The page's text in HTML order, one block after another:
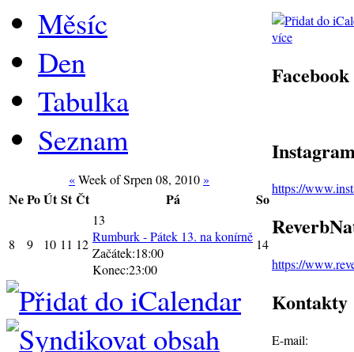
Měsíc
Den
Tabulka
Seznam
«Week of Srpen 08, 2010»
NePoÚt St Čt Pá So
8 9 10 11 12
13
Rumburk - Pátek 13. na konírně
Začátek:18:00
Konec:23:00
14
více
Facebook
https://
https://
Kontakty
E-mail: